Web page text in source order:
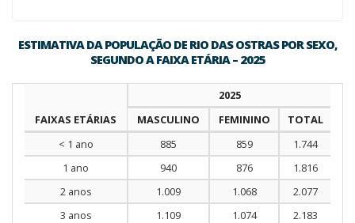
ESTIMATIVA DA POPULAÇÃO DE RIO DAS OSTRAS POR SEXO,
SEGUNDO A FAIXA ETÁRIA – 2025
FAIXAS ETÁRIAS
2025
MASCULINO
FEMININO
TOTAL
< 1 ano
885 859
1.744
1 ano
940 876
1.816
2 anos
1.009 1.068
2.077
3 anos
1.109 1.074
2.183